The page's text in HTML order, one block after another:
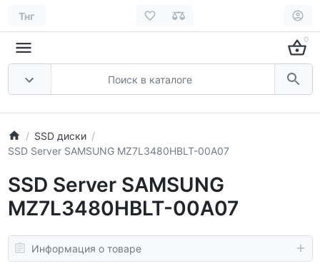
Тнг
0
SSD диски
SSD Server SAMSUNG MZ7L3480HBLT-00A07
SSD Server SAMSUNG
MZ7L3480HBLT-00A07
Информация о товаре